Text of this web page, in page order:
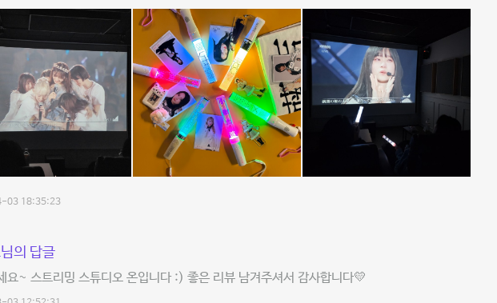
03 18:35:23
의 답글
요~ 스트리밍 스튜디오 온입니다 :) 좋은 리뷰 남겨주셔서 감사합니다💛